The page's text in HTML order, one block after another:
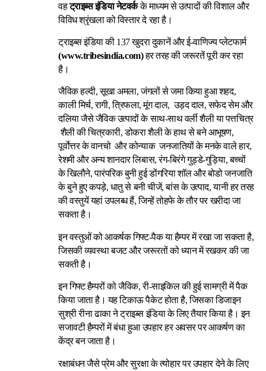
वहट्राइब्स इंडिया नेटवर्कके माध्यम से उत्पादों की विशाल और
विविध श्रृंखला को विस्तार दे रहा है।
ट्राइब्स इंडिया की 137 खुदरा दुकानें और ई-वाणिज्य प्लेटफार्म
(www.tribesindia.com)हर तरह की जरूरतें पूरी कर रहा
है।
जैविक हल्दी, सूखा अमला, जंगलों से जमा किया हुआ शहद,
काली मिर्च, रागी, त्रिफला, मूंग दाल, उड़द दाल, सफेद सेम और
दलिया जैसे जैविक उत्पादों के साथ-साथ वर्ली शैली या पत्तचित्र
शैली की चित्रकारी, डोकरा शैली के हाथ से बने आभूषण,
पूर्वोत्तर के वानचो और कोन्याक जनजातियों के मनके वाले हार,
रेशमी और अन्य शानदार लिबास, रंग-बिरंगे गुड्डे-गुड़िया, बच्चों
के खिलौने, पारंपरिक बुनी हुई डोंगरिया शॉल और बोडो जनजाति
के बुने हुए कपड़े, धातु से बनी चीजें, बांस के उत्पाद, यानी हर तरह
की वस्तुयें यहां उपलब्ध हैं, जिन्हें तोहफे के तौर पर खरीदा जा
सकता है।
इन वस्तुओं को आकर्षक गिफ्ट-पैक या हैम्पर में रखा जा सकता है,
जिसकी व्यवस्था बजट और जरूरतों को ध्यान में रखकर की जा
सकती है।
इन गिफ्ट हैम्परों को जैविक, री-साइकिल की हुई सामग्री में पैक
किया जाता है। यह टिकाऊ पैकेट होता है, जिसका डिजाइन
सुश्री रीना ढाका ने ट्राइब्स इंडिया के लिए तैयार किया है। इन
सजावटी हैम्परों में बंधा हुआ उपहार हर अवसर पर आकर्षण का
केंद्र बन जाता है।
रक्षाबंधन जैसे प्रेम और सुरक्षा के त्योहार पर उपहार देने के लिए